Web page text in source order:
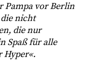
Pampa vor Berlin
nicht
die nur
Spaß für alle
Hyper«.